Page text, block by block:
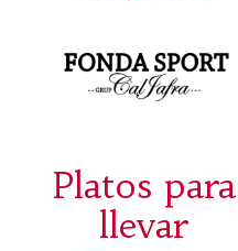
Platos para
llevar